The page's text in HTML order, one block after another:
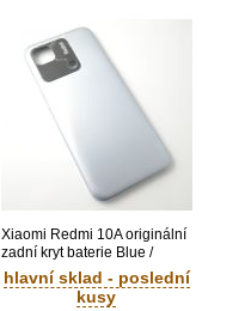
Xiaomi Redmi 10A originální
zadní kryt baterie Blue /
modrý (Bulk)
hlavní sklad - poslední
kusy